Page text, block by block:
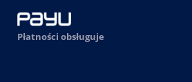
Płatności obsługuje